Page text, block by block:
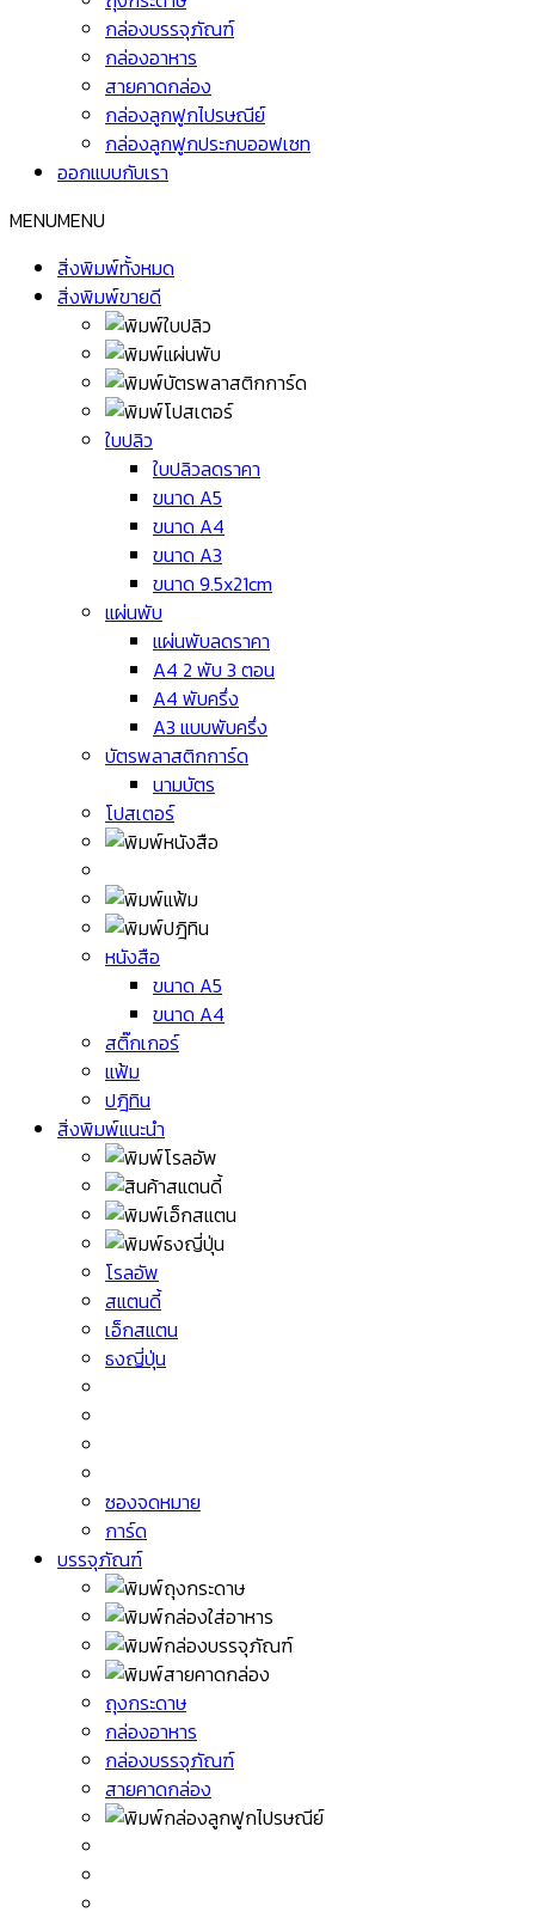
กล่องบรรจุภัณฑ์
กล่องอาหาร
สายคาดกล่อง
กล่องลูกฟูกไปรษณีย์
กล่องลูกฟูกประกบออฟเซท
ออกแบบกับเรา
MENUMENU
สิ่งพิมพ์ทั้งหมด
สิ่งพิมพ์ขายดี
ใบปลิว
ใบปลิวลดราคา
ขนาด A5
ขนาด A4
ขนาด A3
ขนาด 9.5x21cm
แผ่นพับ
แผ่นพับลดราคา
A4 2 พับ 3 ตอน
A4 พับครึ่ง
A3 แบบพับครึ่ง
บัตรพลาสติกการ์ด
นามบัตร
โปสเตอร์
หนังสือ
ขนาด A5
ขนาด A4
สติ๊กเกอร์
แฟ้ม
ปฎิทิน
สิ่งพิมพ์แนะนำ
โรลอัพ
สแตนดี้
เอ็กสแตน
ธงญี่ปุ่น
ซองจดหมาย
การ์ด
บรรจุภัณฑ์
ถุงกระดาษ
กล่องอาหาร
กล่องบรรจุภัณฑ์
สายคาดกล่อง